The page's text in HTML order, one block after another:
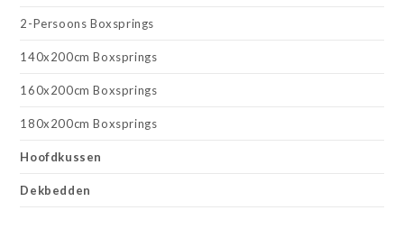
2-Persoons Boxsprings
140x200cm Boxsprings
160x200cm Boxsprings
180x200cm Boxsprings
Hoofdkussen
Dekbedden